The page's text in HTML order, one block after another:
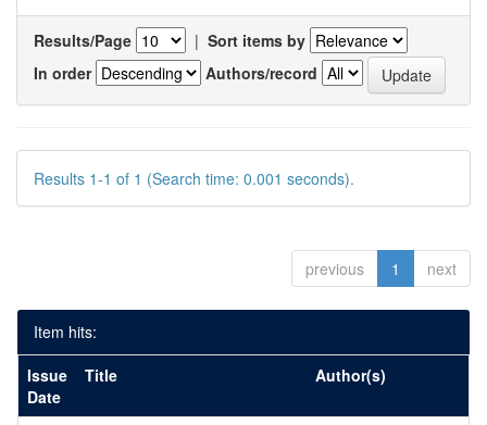
Results/Page | Sort items by
In order
Authors/record
Results 1-1 of 1 (Search time: 0.001 seconds).
previous 1 next
Item hits:
Issue
Date
Title Author(s)